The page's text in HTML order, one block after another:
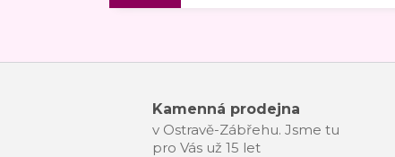
Kamenná prodejna
v Ostravě-Zábřehu. Jsme tu
pro Vás už 15 let